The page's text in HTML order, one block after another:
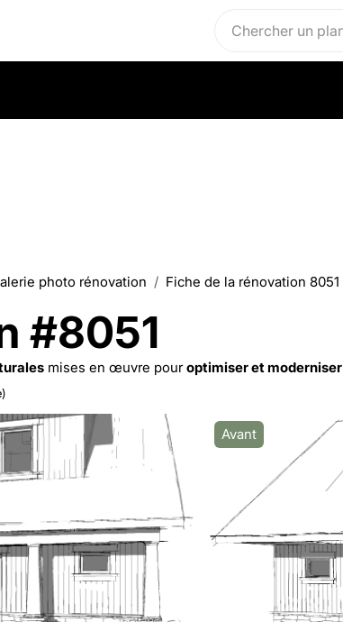
photo rénovation Fiche de la rénovation 8051
#8051
mises en œuvre pouroptimiser et moderniser
Avant